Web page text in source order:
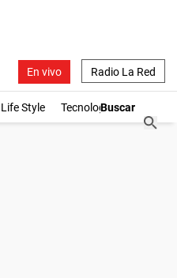
En vivo Radio La Red
Life Style Tecnología